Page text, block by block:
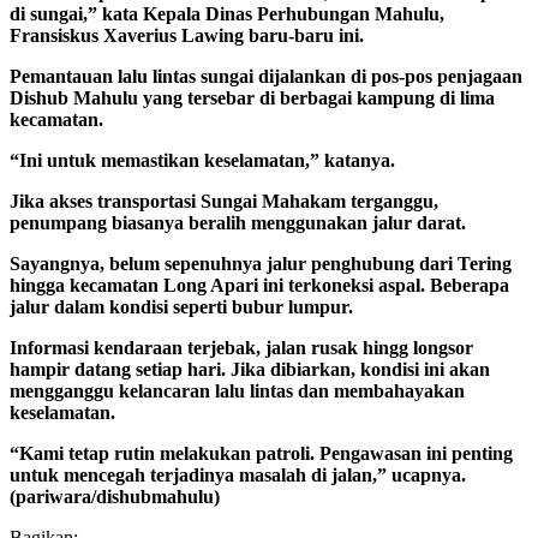
di sungai,” kata Kepala Dinas Perhubungan Mahulu,
Fransiskus Xaverius Lawing baru-baru ini.
Pemantauan lalu lintas sungai dijalankan di pos-pos penjagaan
Dishub Mahulu yang tersebar di berbagai kampung di lima
kecamatan.
“Ini untuk memastikan keselamatan,” katanya.
Jika akses transportasi Sungai Mahakam terganggu,
penumpang biasanya beralih menggunakan jalur darat.
Sayangnya, belum sepenuhnya jalur penghubung dari Tering
hingga kecamatan Long Apari ini terkoneksi aspal. Beberapa
jalur dalam kondisi seperti bubur lumpur.
Informasi kendaraan terjebak, jalan rusak hingg longsor
hampir datang setiap hari. Jika dibiarkan, kondisi ini akan
mengganggu kelancaran lalu lintas dan membahayakan
keselamatan.
“Kami tetap rutin melakukan patroli. Pengawasan ini penting
untuk mencegah terjadinya masalah di jalan,” ucapnya.
(pariwara/dishubmahulu)